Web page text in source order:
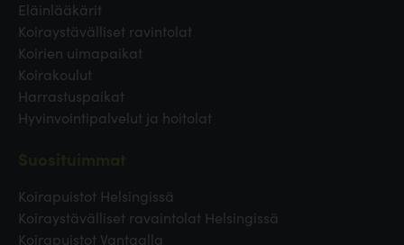
Eläinlääkärit
Koiraystävälliset ravintolat
Koirien uimapaikat
Koirakoulut
Harrastuspaikat
Hyvinvointipalvelut ja hoitolat
Koirapuistot Helsingissä
Koiraystävälliset ravaintolat Helsingissä
Koirapuistot Vantaalla